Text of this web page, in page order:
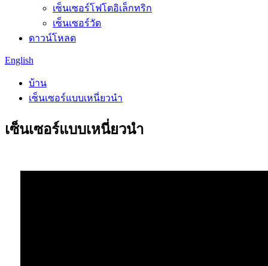
เซ็นเซอร์โฟโตอิเล็กทริก
เซ็นเซอร์วัด
ดาวน์โหลด
English
บ้าน
เซ็นเซอร์แบบเหนี่ยวนำ
เซ็นเซอร์แบบเหนี่ยวนำ